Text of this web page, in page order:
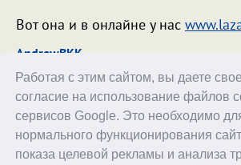
Работая с этим сайтом, вы даете свое
согласие на использование файлов
сервисов Google. Это необходимо
нормального функционирования
показа целевой рекламы и анализа
Вот она и в онлайне у нас
AndrewBKK
28.06.20
19:57
Террабайтный SSD дешевле 5800